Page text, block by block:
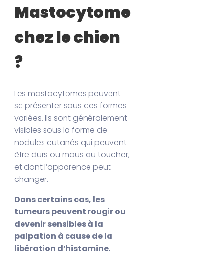
Mastocytome
chez le chien
?
Les mastocytomes peuvent
se présenter sous des formes
variées. Ils sont généralement
visibles sous la forme de
nodules cutanés qui peuvent
être durs ou mous au toucher,
et dont l’apparence peut
changer.
Dans certains cas, les
tumeurs peuvent rougir ou
devenir sensibles à la
palpation à cause de la
libération d’histamine.